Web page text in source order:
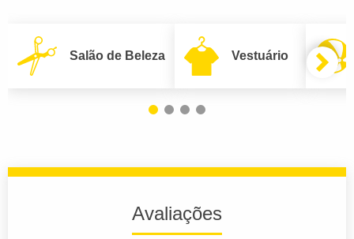
Salão de Beleza Vestuário
Avaliações